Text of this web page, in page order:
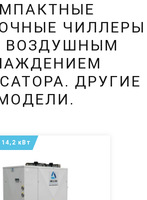
ЧИЛЛЕРЫ
ВОЗДУШНЫМ
ДРУГИЕ
кВт